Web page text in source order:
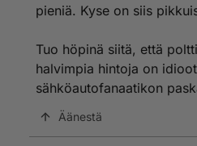
pieniä. Kyse on siis
Tuo höpinä siitä, että
halvimpia hintoja on
sähköautofanaatikon
Äänestä